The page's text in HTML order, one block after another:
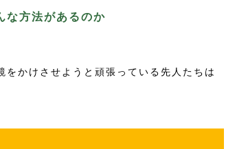
な方法があるのか
かけさせようと頑張っている先人たちは